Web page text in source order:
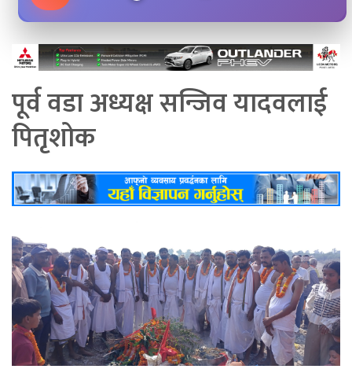
पूर्व वडा अध्यक्ष सन्जिव यादवलाई
पितृशोक